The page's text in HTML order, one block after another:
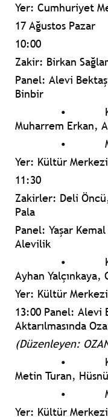
Yer: Cumhuriyet
17 Ağustos Pazar
10:00
Zakir: Birkan
Panel: Alevi
Binbir
•
Muharrem Erkan,
•
Yer: Kültür Merkezi
11:30
Zakirler: Deli
Pala
Panel: Yaşar
Alevilik
•
Ayhan Yalçınkaya,
Yer: Kültür Merkezi
13:00 Panel: Alevi
Aktarılmasında
(Düzenleyen:
•
Metin Turan,
•
Yer: Kültür Merkezi